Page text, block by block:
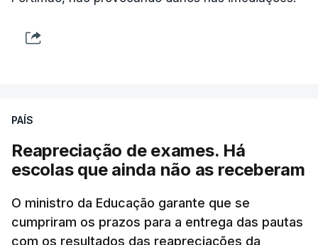
Presidente da República, apesar de considerar
humana".
O decreto, que visa assegurar a execução de
regulamentos e transpor diretivas da União
Europeia, contém alterações ao regime de
acolhimento de estrangeiros ou apátridas em
centros de instalação temporária, ao regime
PAÍS
Reapreciação de exames. Há
escolas que ainda não as receberam
O ministro da Educação garante que se
cumpriram os prazos para a entrega das pautas
com os resultados das reapreciações da